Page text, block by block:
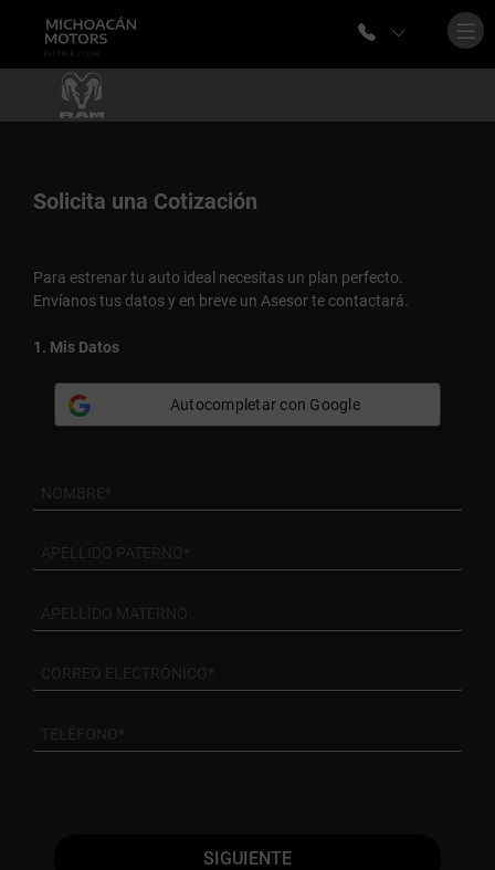
Solicita una Cotización
Para estrenar tu auto ideal necesitas un plan perfecto.
Envíanos tus datos y en breve un Asesor te contactará.
1. Mis Datos
Autocompletar con Google
SIGUIENTE